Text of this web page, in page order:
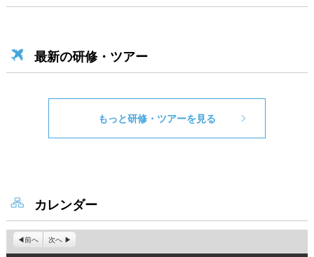
最新の研修・ツアー
もっと研修・ツアーを見る
カレンダー
前へ 次へ